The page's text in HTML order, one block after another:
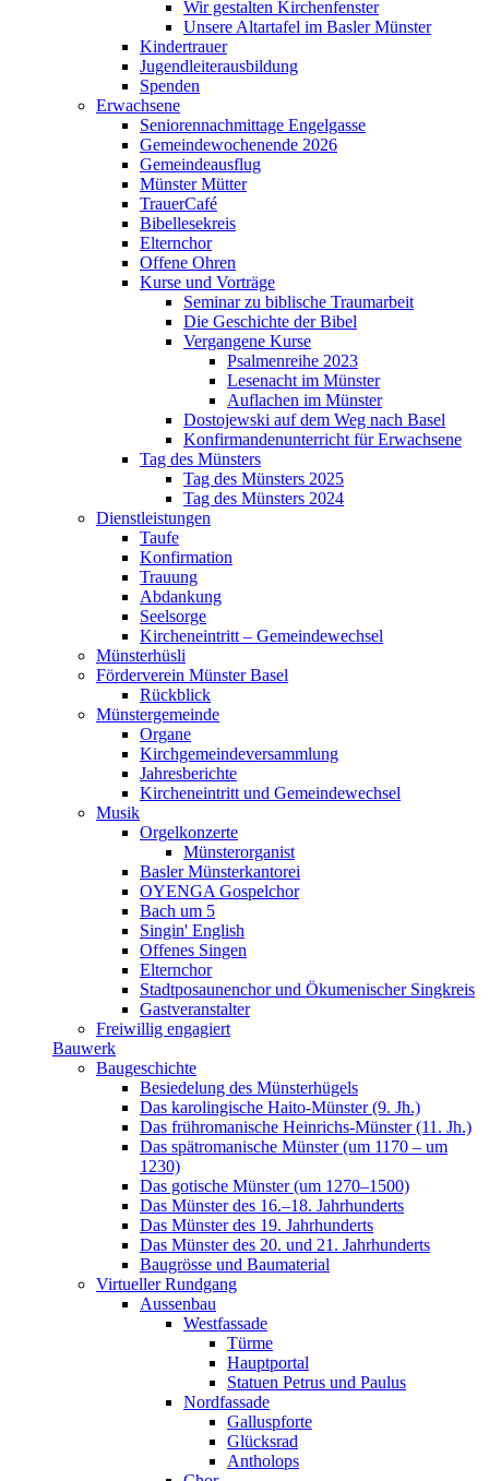
Wir gestalten Kirchenfenster
Unsere Altartafel im Basler Münster
Kindertrauer
Jugendleiterausbildung
Spenden
Erwachsene
Seniorennachmittage Engelgasse
Gemeindewochenende 2026
Gemeindeausflug
Münster Mütter
TrauerCafé
Bibellesekreis
Elternchor
Offene Ohren
Kurse und Vorträge
Seminar zu biblische Traumarbeit
Die Geschichte der Bibel
Vergangene Kurse
Psalmenreihe 2023
Lesenacht im Münster
Auflachen im Münster
Dostojewski auf dem Weg nach Basel
Konfirmandenunterricht für Erwachsene
Tag des Münsters
Tag des Münsters 2025
Tag des Münsters 2024
Dienstleistungen
Taufe
Konfirmation
Trauung
Abdankung
Seelsorge
Kircheneintritt – Gemeindewechsel
Münsterhüsli
Förderverein Münster Basel
Rückblick
Münstergemeinde
Organe
Kirchgemeindeversammlung
Jahresberichte
Kircheneintritt und Gemeindewechsel
Musik
Orgelkonzerte
Münsterorganist
Basler Münsterkantorei
OYENGA Gospelchor
Bach um 5
Singin' English
Offenes Singen
Elternchor
Stadtposaunenchor und Ökumenischer Singkreis
Gastveranstalter
Freiwillig engagiert
Bauwerk
Baugeschichte
Besiedelung des Münsterhügels
Das karolingische Haito-Münster (9. Jh.)
Das frühromanische Heinrichs-Münster (11. Jh.)
Das spätromanische Münster (um 1170 – um
1230)
Das gotische Münster (um 1270–1500)
Das Münster des 16.–18. Jahrhunderts
Das Münster des 19. Jahrhunderts
Das Münster des 20. und 21. Jahrhunderts
Baugrösse und Baumaterial
Virtueller Rundgang
Aussenbau
Westfassade
Türme
Hauptportal
Statuen Petrus und Paulus
Nordfassade
Galluspforte
Glücksrad
Antholops